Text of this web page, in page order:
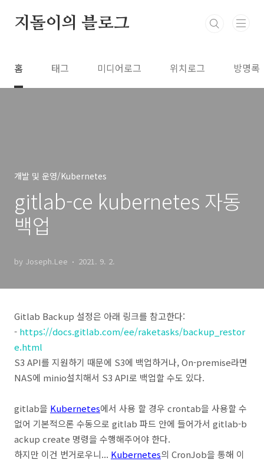
지돌이의 블로그
홈 태그 미디어로그 위치로그 방명록
개발 및 운영/Kubernetes
gitlab-ce kubernetes 자동
백업
by Joseph.Lee 2021. 9. 2.
Gitlab Backup 설정은 아래 링크를 참고한다:
- https://docs.gitlab.com/ee/raketasks/backup_restor
e.html
S3 API를 지원하기 때문에 S3에 백업하거나, On-premise라면
NAS에 minio설치해서 S3 API로 백업할 수도 있다.
gitlab을 Kubernetes에서 사용 할 경우 crontab을 사용할 수
없어 기본적으론 수동으로 gitlab 파드 안에 들어가서 gitlab-b
ackup create 명령을 수행해주어야 한다.
하지만 이건 번거로우니... Kubernetes의 CronJob을 통해 이